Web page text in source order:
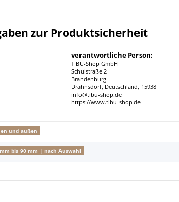
zur Produktsicherheit
verantwortliche Person:
TIBU-Shop GmbH
Schulstraße 2
Brandenburg
Drahnsdorf, Deutschland, 15938
info@tibu-shop.de
https://www.tibu-shop.de
und außen
bis 90 mm | nach Auswahl